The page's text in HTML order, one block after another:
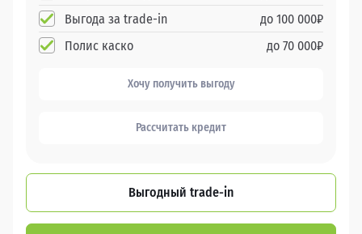
Выгода за trade-in
до 100 000₽
Полис каско
до 70 000₽
Хочу получить выгоду
Рассчитать кредит
Выгодный trade-in